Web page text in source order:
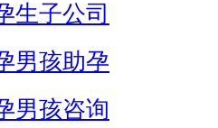
生子公司
男孩助孕
男孩咨询